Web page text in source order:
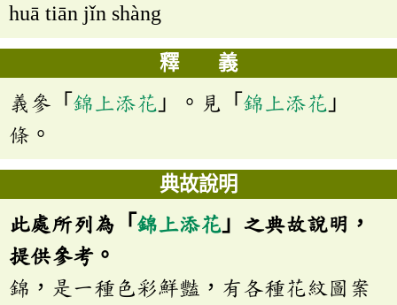
huā tiān jǐn shàng
釋 義
義參「 錦上添花 」。見「 錦上添花 」
條。
典故說明
此處所列為「 錦上添花 」之典故說明，
提供參考。
錦，是一種色彩鮮豔，有各種花紋圖案